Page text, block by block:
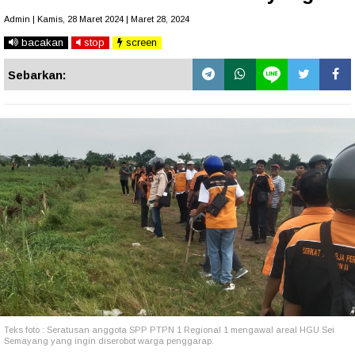
Admin | Kamis, 28 Maret 2024 | Maret 28, 2024
bacakan stop screen
Sebarkan:
Teks foto : Seratusan anggota SPP PTPN 1 Regional 1 mengawal areal HGU Sei
Semayang yang ingin diserobot warga penggarap.